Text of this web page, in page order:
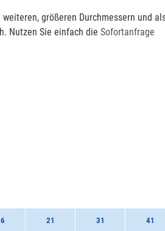
größeren Durchmessern und
Nutzen Sie einfach dieSofortanfrage
21 31 41